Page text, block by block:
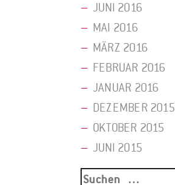
JUNI 2016
MAI 2016
MÄRZ 2016
FEBRUAR 2016
JANUAR 2016
DEZEMBER 2015
OKTOBER 2015
JUNI 2015
Suche